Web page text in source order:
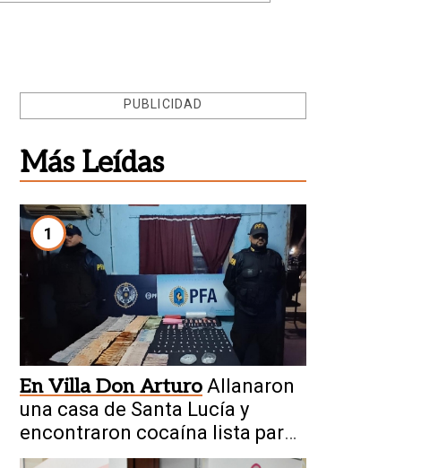
PUBLICIDAD
Más Leídas
1
En Villa Don Arturo Allanaron
una casa de Santa Lucía y
encontraron cocaína lista para
vender